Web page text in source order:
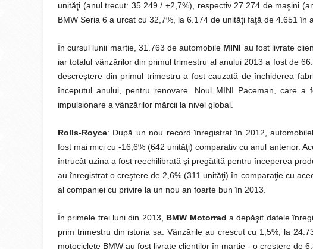
unităţi (anul trecut: 35.249 / +2,7%), respectiv 27.274 de maşini
BMW Seria 6 a urcat cu 32,7%, la 6.174 de unităţi faţă de 4.651 în
În cursul lunii martie, 31.763 de automobile MINI au fost livrate
iar totalul vânzărilor din primul trimestru al anului 2013 a fost de
descreştere din primul trimestru a fost cauzată de închiderea
începutul anului, pentru renovare. Noul MINI Paceman, care
impulsionare a vânzărilor mărcii la nivel global.
Rolls-Royce: După un nou record înregistrat în 2012,
fost mai mici cu -16,6% (642 unităţi) comparativ cu anul anterior.
întrucât uzina a fost reechilibrată şi pregătită pentru începerea
au înregistrat o creştere de 2,6% (311 unităţi) în comparaţie cu
al companiei cu privire la un nou an foarte bun în 2013.
În primele trei luni din 2013, BMW Motorrad a depăşit datele
prim trimestru din istoria sa. Vânzările au crescut cu 1,5%, la
motociclete BMW au fost livrate clienţilor în martie - o creştere de